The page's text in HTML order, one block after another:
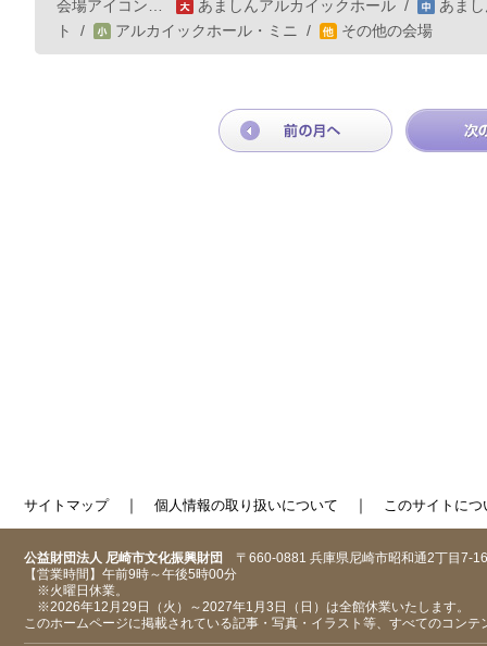
会場アイコン… あましんアルカイックホール /
あま
ト
/ アルカイックホール・ミニ / その他の会場
サイトマップ｜ 個人情報の取り扱いについて ｜ このサイトにつ
公益財団法人 尼崎市文化振興財団 〒660-0881 兵庫県尼崎市昭和通2丁目7-16
【営業時間】午前9時～午後5時00分
※火曜日休業。
※2026年12月29日（火）～2027年1月3日（日）は全館休業いたします。
このホームページに掲載されている記事・写真・イラスト等、すべてのコン